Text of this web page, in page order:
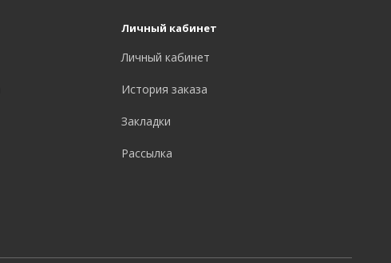
Личный кабинет
Личный кабинет
История заказа
Закладки
Рассылка